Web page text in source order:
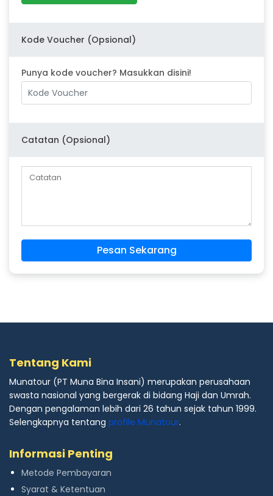
Kode Voucher (Opsional)
Punya kode voucher? Masukkan disini!
Catatan (Opsional)
Pesan Sekarang
Tentang Kami
Munatour (PT Muna Bina Insani) merupakan perusahaan
swasta nasional yang bergerak di bidang Haji dan Umrah.
Dengan pengalaman lebih dari 26 tahun sejak tahun 1999.
Selengkapnya tentang profile Munatour.
Informasi Penting
Metode Pembayaran
Syarat & Ketentuan